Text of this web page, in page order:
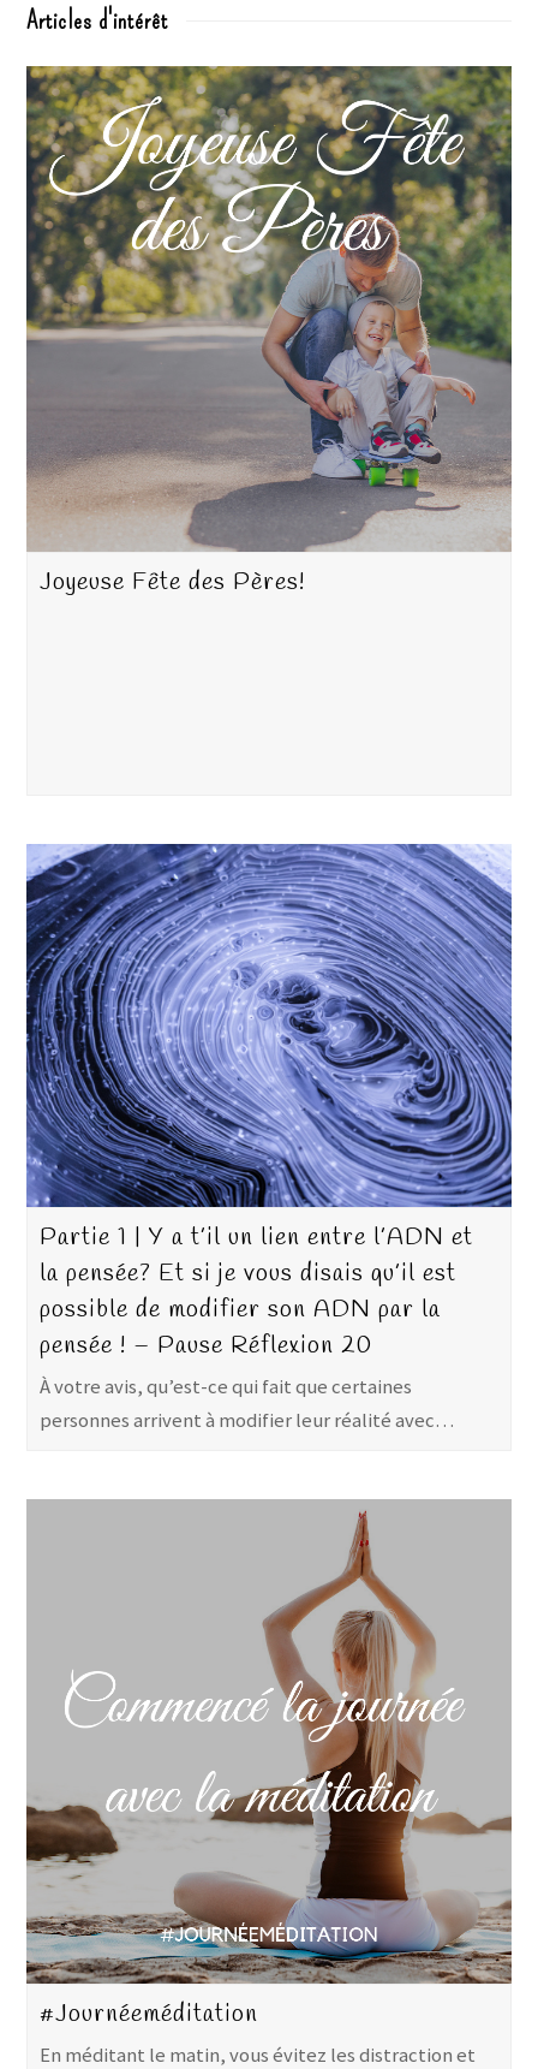
Articles d'intérêt
Joyeuse Fête des Pères!
Partie 1 | Y a t’il un lien entre l’ADN et
la pensée? Et si je vous disais qu’il est
possible de modifier son ADN par la
pensée ! – Pause Réflexion 20
À votre avis, qu’est-ce qui fait que certaines
personnes arrivent à modifier leur réalité avec…
#Journéeméditation
En méditant le matin, vous évitez les distraction et